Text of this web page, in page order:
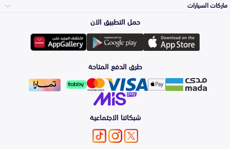
المكائن، القيرات
وملحقاتها
الشمعات
والاصطبات (الاضاءة)
الفرامل والأقمشة
لوازم الرحلات
اكسسوارات العناية
الزيوت و السوائل
الأكثر مبيعاً
التلميع والعناية
اصلاح الطلاء
ماركات السيارات
تويوتا
هيونداي
كيا
حمل التطبيق الان
طرق الدفع المتاحة
شبكاتنا الاجتماعية